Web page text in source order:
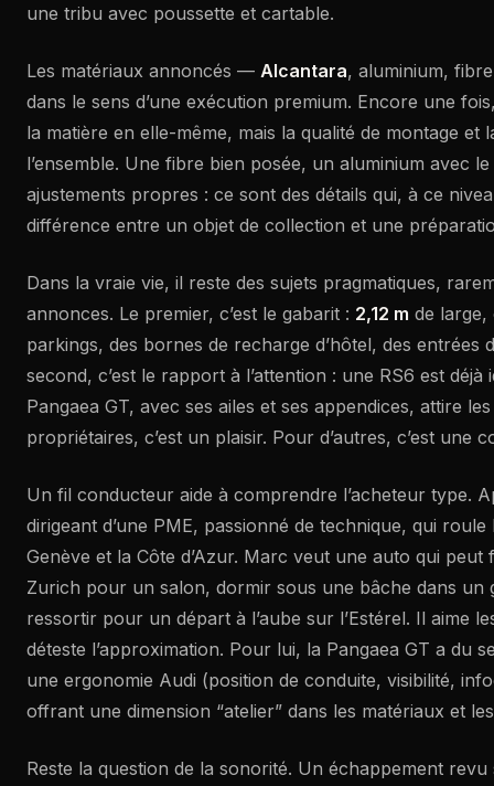
une tribu avec poussette et cartable.
Les matériaux annoncés — Alcantara, aluminium,
dans le sens d’une exécution premium. Encore une
la matière en elle-même, mais la qualité de montage et
l’ensemble. Une fibre bien posée, un aluminium avec
ajustements propres : ce sont des détails qui, à ce
différence entre un objet de collection et une
Dans la vraie vie, il reste des sujets pragmatiques,
annonces. Le premier, c’est le gabarit : 2,12 m de large,
parkings, des bornes de recharge d’hôtel, des entrées
second, c’est le rapport à l’attention : une RS6 est déjà
Pangaea GT, avec ses ailes et ses appendices, attire
propriétaires, c’est un plaisir. Pour d’autres, c’est une
Un fil conducteur aide à comprendre l’acheteur type.
dirigeant d’une PME, passionné de technique, qui
Genève et la Côte d’Azur. Marc veut une auto qui peut
Zurich pour un salon, dormir sous une bâche dans un
ressortir pour un départ à l’aube sur l’Estérel. Il aime
déteste l’approximation. Pour lui, la Pangaea GT a du
une ergonomie Audi (position de conduite, visibilité,
offrant une dimension “atelier” dans les matériaux et
Reste la question de la sonorité. Un échappement